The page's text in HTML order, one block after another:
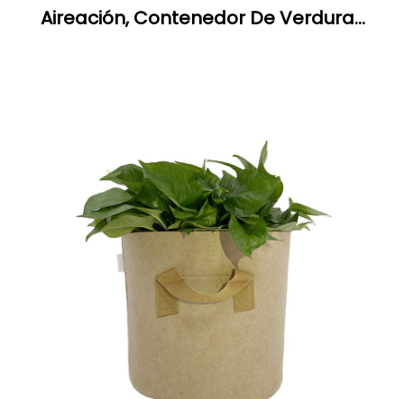
Aireación, Contenedor De Verduras